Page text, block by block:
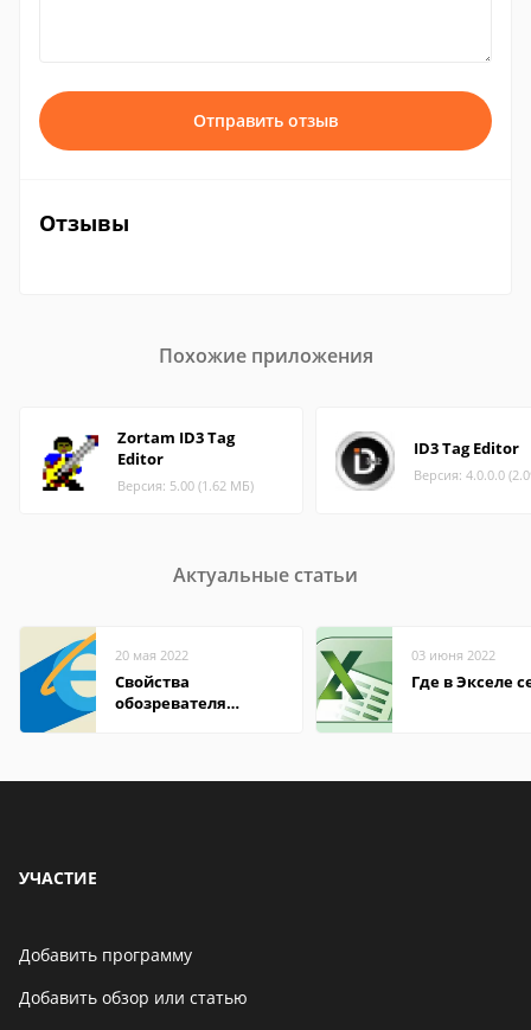
Отправить отзыв
Отзывы
Похожие приложения
Zortam ID3 Tag
Editor
Версия: 5.00 (1.62 МБ)
ID3 Tag Editor
Версия: 4.0.0.0
Актуальные статьи
20 мая 2022
Свойства
обозревателя
03 июня 2022
Где в Экселе
УЧАСТИЕ
Добавить программу
Добавить обзор или статью